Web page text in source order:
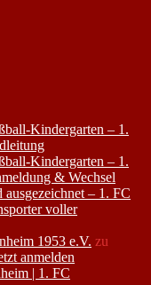
Kindergarten – 1.
Kindergarten – 1.
& Wechsel
– 1. FC
voller
1953 e.V. zu
anmelden
| 1. FC